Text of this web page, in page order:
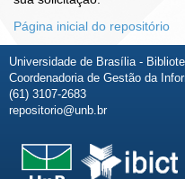
Página inicial do repositório
Universidade de Brasília -
Coordenadoria de Gestão da
(61) 3107-2683
repositorio@unb.br